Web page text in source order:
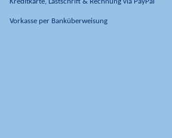
Vorkasse per Banküberweisung